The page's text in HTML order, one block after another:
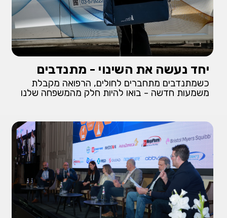
יחד נעשה את השינוי - מתנדבים
כשמתנדבים מתחברים לחולים, הרפואה מקבלת
משמעות חדשה - בואו להיות חלק מהמשפחה שלנו